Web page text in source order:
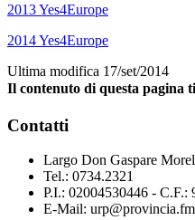
2013 Yes4Europe
2014 Yes4Europe
Ultima modifica 17/set/2014
Il contenuto di questa pagina
Contatti
Largo Don Gaspare
Tel.: 0734.2321
P.I.: 02004530446 - C.F.:
E-Mail: